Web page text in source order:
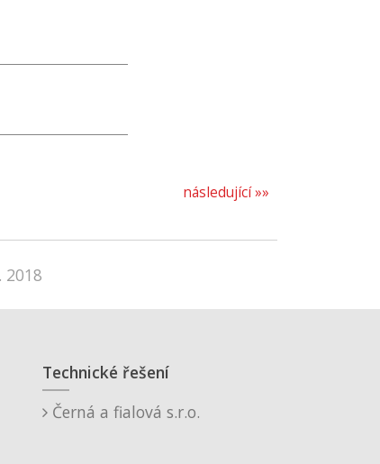
následující »»
2018
Technické řešení
Černá a fialová s.r.o.